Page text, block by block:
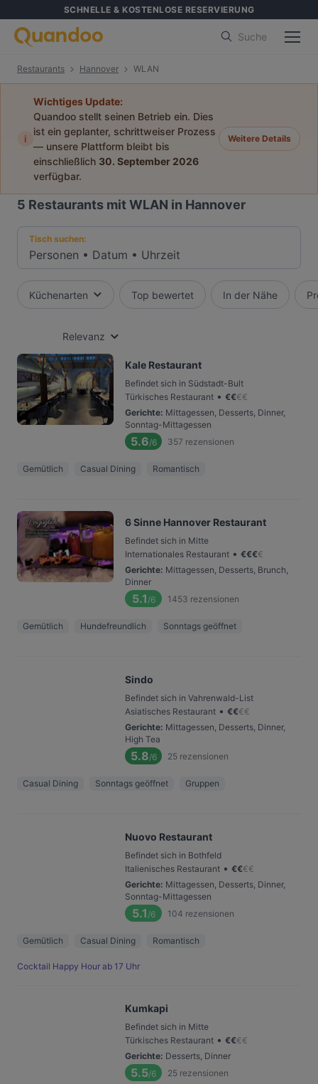
SCHNELLE & KOSTENLOSE RESERVIERUNG
Suche
Restaurants Hannover WLAN
i
Wichtiges Update:
Quandoo stellt seinen Betrieb ein. Dies
ist ein geplanter, schrittweiser Prozess
— unsere Plattform bleibt bis
einschließlich 30. September 2026
verfügbar.
Weitere Details
5 Restaurants mit WLAN in Hannover
Tisch suchen:
Personen • Datum • Uhrzeit
Küchenarten Top bewertet In der Nähe
Relevanz
Kale Restaurant
Befindet sich in Südstadt-Bult
Türkisches Restaurant • €€€€
Gerichte: Mittagessen, Desserts, Dinner,
Sonntag-Mittagessen
5.6/6 357 rezensionen
Gemütlich Casual Dining Romantisch
6 Sinne Hannover Restaurant
Befindet sich in Mitte
Internationales Restaurant • €€€€
Gerichte: Mittagessen, Desserts, Brunch,
Dinner
5.1 /6 1453 rezensionen
Gemütlich Hundefreundlich Sonntags geöffnet
Sindo
Befindet sich in Vahrenwald-List
Asiatisches Restaurant • €€€€
Gerichte: Mittagessen, Desserts, Dinner,
High Tea
5.8/6 25 rezensionen
Casual Dining Sonntags geöffnet Gruppen
Nuovo Restaurant
Befindet sich in Bothfeld
Italienisches Restaurant • €€€€
Gerichte: Mittagessen, Desserts, Dinner,
Sonntag-Mittagessen
5.1 /6 104 rezensionen
Gemütlich Casual Dining Romantisch
Cocktail Happy Hour ab 17 Uhr
Kumkapi
Befindet sich in Mitte
Türkisches Restaurant • €€€€
Gerichte: Desserts, Dinner
5.5/6 25 rezensionen